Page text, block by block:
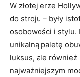
W złotej erze
do stroju – były
osobowości i stylu.
unikalną paletę
luksus, ale również
najważniejszym